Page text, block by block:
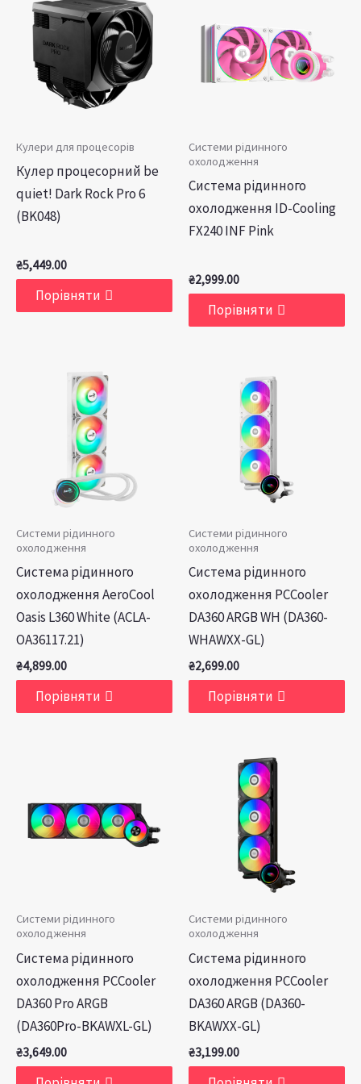
Кулери для процесорів
Кулер процесорний be
quiet! Dark Rock Pro 6
(BK048)
₴5,449.00
Порівняти
Системи рідинного
охолодження
Система рідинного
охолодження ID-Cooling
FX240 INF Pink
₴2,999.00
Порівняти
Системи рідинного
охолодження
Система рідинного
охолодження AeroCool
Oasis L360 White (ACLA-
OA36117.21)
₴4,899.00
Порівняти
Системи рідинного
охолодження
Система рідинного
охолодження PCCooler
DA360 ARGB WH (DA360-
WHAWXX-GL)
₴2,699.00
Порівняти
Системи рідинного
охолодження
Система рідинного
охолодження PCCooler
DA360 Pro ARGB
(DA360Pro-BKAWXL-GL)
₴3,649.00
Системи рідинного
охолодження
Система рідинного
охолодження PCCooler
DA360 ARGB (DA360-
BKAWXX-GL)
₴3,199.00